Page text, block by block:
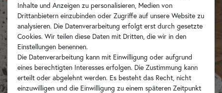
Inhalte und Anzeigen zu personalisieren, Medien von
Drittanbietern einzubinden oder Zugriffe auf unsere Website zu
analysieren. Die Datenverarbeitung erfolgt erst durch gesetzte
Cookies. Wir teilen diese Daten mit Dritten, die wir in den
Einstellungen benennen.
Die Datenverarbeitung kann mit Einwilligung oder aufgrund
eines berechtigten Interesses erfolgen. Die Zustimmung kann
erteilt oder abgelehnt werden. Es besteht das Recht, nicht
einzuwilligen und die Einwilligung zu einem späteren Zeitpunkt